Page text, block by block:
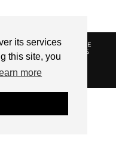
its services
this site, you
more
POLITIQUE DE
LA PRESSE
LIENS
BYpipdig